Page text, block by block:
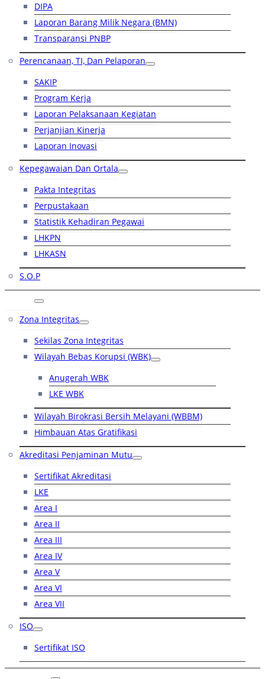
DIPA
Laporan Barang Milik Negara (BMN)
Transparansi PNBP
Perencanaan, TI, Dan Pelaporan
SAKIP
Program Kerja
Laporan Pelaksanaan Kegiatan
Perjanjian Kinerja
Laporan Inovasi
Kepegawaian Dan Ortala
Pakta Integritas
Perpustakaan
Statistik Kehadiran Pegawai
LHKPN
LHKASN
S.O.P
Zona Integritas
Sekilas Zona Integritas
Wilayah Bebas Korupsi (WBK)
Anugerah WBK
LKE WBK
Wilayah Birokrasi Bersih Melayani (WBBM)
Himbauan Atas Gratifikasi
Akreditasi Penjaminan Mutu
Sertifikat Akreditasi
LKE
Area I
Area II
Area III
Area IV
Area V
Area VI
Area VII
ISO
Sertifikat ISO